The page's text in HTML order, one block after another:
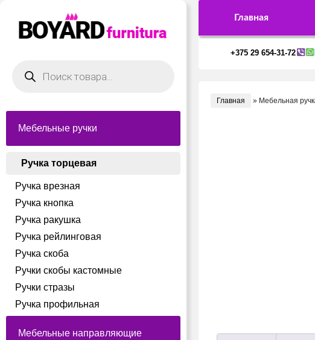
товаров
Мебельные ручки
Ручка торцевая
Ручка врезная
Ручка кнопка
Ручка ракушка
Ручка рейлинговая
Ручка скоба
Ручки скобы кастомные
Ручки стразы
Ручка профильная
Мебельные направляющие
Главная
+375 29 654-31-72
Главная » Мебельная